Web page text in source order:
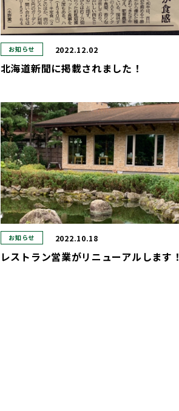
お知らせ 2022.12.02
北海道新聞に掲載されました！
お知らせ 2022.10.18
レストラン営業がリニューアルします！